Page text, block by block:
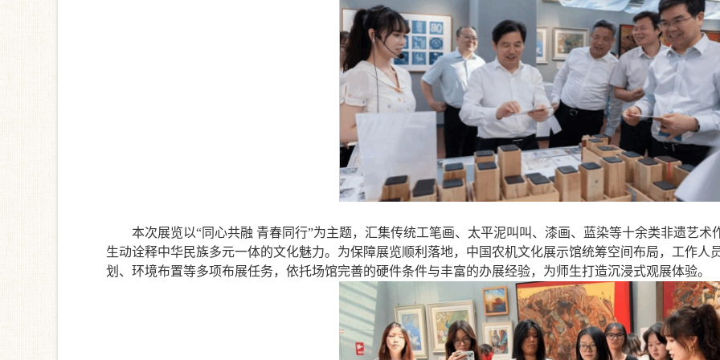
本次展览以“同心共融 青春同行”为主题，汇集传统工笔画、太平泥叫叫、漆画、蓝染等十余类非遗艺
生动诠释中华民族多元一体的文化魅力。为保障展览顺利落地，中国农机文化展示馆统筹空间布局，工作人
划、环境布置等多项布展任务，依托场馆完善的硬件条件与丰富的办展经验，为师生打造沉浸式观展体验。